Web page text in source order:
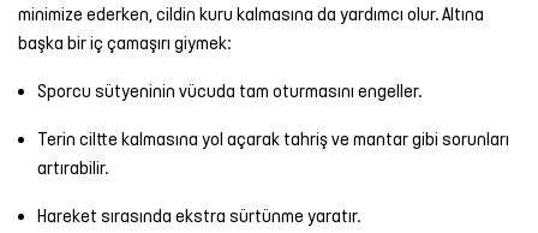
minimize ederken, cildin kuru kalmasına da yardımcı olur. Altına
başka bir iç çamaşırı giymek:
Sporcu sütyeninin vücuda tam oturmasını engeller.
Terin ciltte kalmasına yol açarak tahriş ve mantar gibi sorunları
artırabilir.
Hareket sırasında ekstra sürtünme yaratır.